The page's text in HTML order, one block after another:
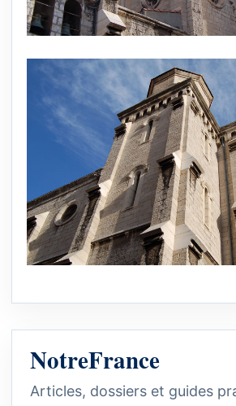
NotreFrance
Articles, dossiers et guides